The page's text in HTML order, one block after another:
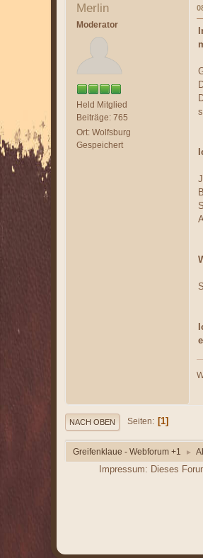
Merlin
Moderator
Held Mitglied
Beiträge: 765
Ort: Wolfsburg
Gespeichert
NACH OBEN Seiten 1
Greifenklaue - Webforum +1 ►
Impressum: Dieses